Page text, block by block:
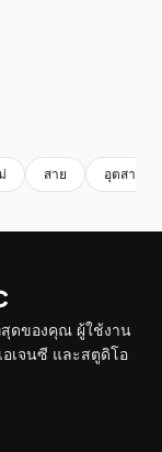
สาย อุตสาหกร
ดของคุณ ผู้ใช้งาน
อเจนซี และสตูดิโอ